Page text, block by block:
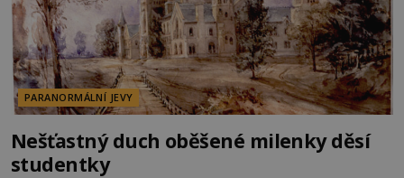
PARANORMÁLNÍ JEVY
Nešťastný duch oběšené milenky děsí
studentky